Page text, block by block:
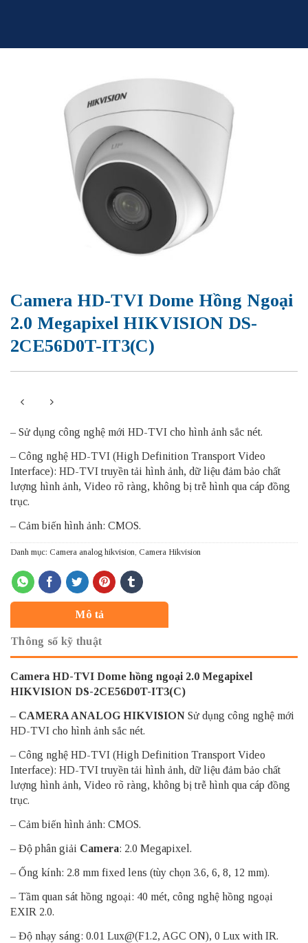
Camera HD-TVI Dome Hồng Ngoại
2.0 Megapixel HIKVISION DS-
2CE56D0T-IT3(C)
– Sử dụng công nghệ mới HD-TVI cho hình ảnh sắc nét.
– Công nghệ HD-TVI (High Definition Transport Video
Interface): HD-TVI truyền tải hình ảnh, dữ liệu đảm bảo chất
lượng hình ảnh, Video rõ ràng, không bị trễ hình qua cáp đồng
trục.
– Cảm biến hình ảnh: CMOS.
Danh mục: Camera analog hikvision, Camera Hikvision
Mô tả
Thông số kỹ thuật
Camera HD-TVI Dome hồng ngoại 2.0 Megapixel
HIKVISION DS-2CE56D0T-IT3(C)
– CAMERA ANALOG HIKVISION Sử dụng công nghệ mới
HD-TVI cho hình ảnh sắc nét.
– Công nghệ HD-TVI (High Definition Transport Video
Interface): HD-TVI truyền tải hình ảnh, dữ liệu đảm bảo chất
lượng hình ảnh, Video rõ ràng, không bị trễ hình qua cáp đồng
trục.
– Cảm biến hình ảnh: CMOS.
– Độ phân giải Camera: 2.0 Megapixel.
– Ống kính: 2.8 mm fixed lens (tùy chọn 3.6, 6, 8, 12 mm).
– Tầm quan sát hồng ngoại: 40 mét, công nghệ hồng ngoại
EXIR 2.0.
– Độ nhạy sáng: 0.01 Lux@(F1.2, AGC ON), 0 Lux with IR.